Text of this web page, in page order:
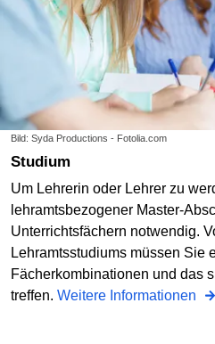
Bild: Syda Productions - Fotolia.com
Studium
Um Lehrerin oder Lehrer zu
lehramtsbezogener Master-
Unterrichtsfächern notwendig.
Lehramtsstudiums müssen Sie
Fächerkombinationen und das
treffen. Weitere Informationen